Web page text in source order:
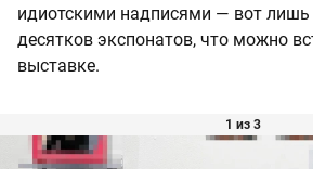
идиотскими надписями — вот лишь
десятков экспонатов, что можно
выставке.
1 из 3